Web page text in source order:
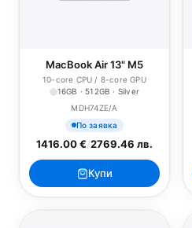
MacBook Air 13" M5
10-core CPU / 8-core GPU
16GB · 512GB · Silver
MDH74ZE/A
По заявка
1416.00 €/2769.46 лв.
Купи